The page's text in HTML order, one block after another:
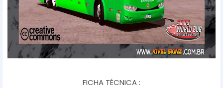
FICHA TÉCNICA :